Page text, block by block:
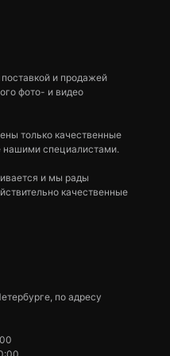
и продажей
фото- и видео
только качественные
нашими специалистами.
и мы рады
качественные
по адресу